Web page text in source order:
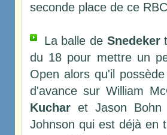
seconde place de ce
La balle de Snedeker
du 18 pour mettre un
Open alors qu'il
d'avance sur William
Kuchar et Jason Bohn
Johnson qui est déjà en